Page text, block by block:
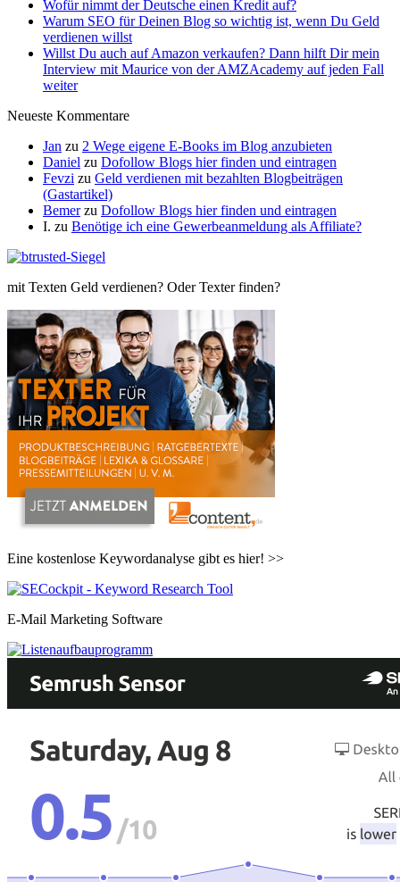
Wofür nimmt der Deutsche einen Kredit auf?
Warum SEO für Deinen Blog so wichtig ist, wenn Du Geld
verdienen willst
Willst Du auch auf Amazon verkaufen? Dann hilft Dir mein
Interview mit Maurice von der AMZAcademy auf jeden Fall
weiter
Neueste Kommentare
Jan zu 2 Wege eigene E-Books im Blog anzubieten
Daniel zu Dofollow Blogs hier finden und eintragen
Fevzi zu Geld verdienen mit bezahlten Blogbeiträgen
(Gastartikel)
Bemerzu Dofollow Blogs hier finden und eintragen
I. zu Benötige ich eine Gewerbeanmeldung als Affiliate?
mit Texten Geld verdienen? Oder Texter finden?
Eine kostenlose Keywordanalyse gibt es hier! >>
E-Mail Marketing Software